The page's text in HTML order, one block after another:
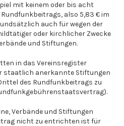
mit keinem oder bis acht
also 5,83 € im
auch für wegen der
oder kirchlicher Zwecke
und Stiftungen.
in das Vereinsregister
staatlich anerkannte Stiftungen
des Rundfunkbeitrags zu
Verbände und Stiftungen
nicht zu entrichten ist für